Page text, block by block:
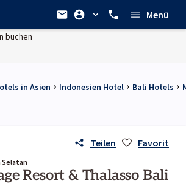
Menü
in Asien Indonesien Hotel Bali Hotels
Teilen Favorit
Selatan
Resort & Thalasso Bali